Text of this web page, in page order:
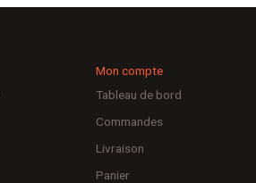
Mon compte
Tableau de bord
Commandes
Livraison
Panier